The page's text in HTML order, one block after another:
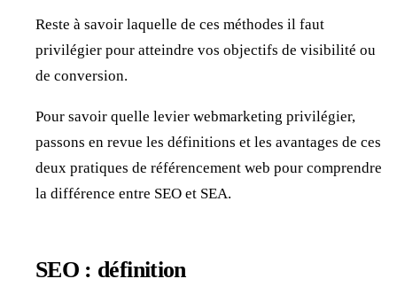
Reste à savoir laquelle de ces méthodes il faut
privilégier pour atteindre vos objectifs de visibilité ou
de conversion.
Pour savoir quelle levier webmarketing privilégier,
passons en revue les définitions et les avantages de ces
deux pratiques de référencement web pour comprendre
la différence entre SEO et SEA.
SEO : définition